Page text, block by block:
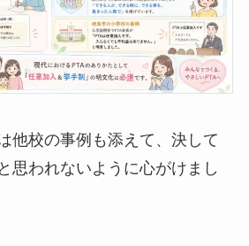
他校の事例も添えて、決して
思われないように心がけまし